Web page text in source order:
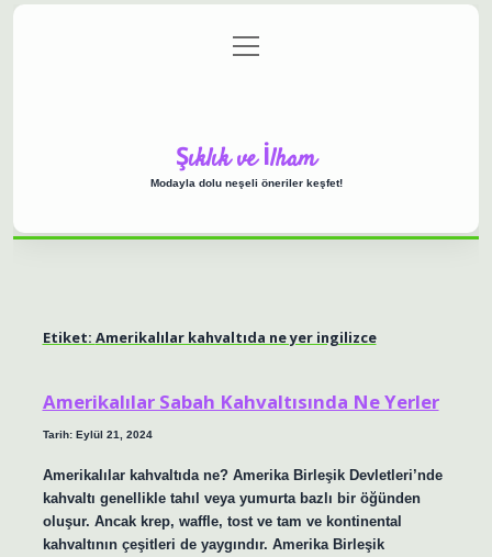
Gizlilik Politikası
menüyü
aç
Şıklık ve İlham
Modayla dolu neşeli öneriler keşfet!
Etiket: Amerikalılar kahvaltıda ne yer ingilizce
Amerikalılar Sabah Kahvaltısında Ne Yerler
Tarih: Eylül 21, 2024
Amerikalılar kahvaltıda ne? Amerika Birleşik Devletleri’nde
kahvaltı genellikle tahıl veya yumurta bazlı bir öğünden
oluşur. Ancak krep, waffle, tost ve tam ve kontinental
kahvaltının çeşitleri de yaygındır. Amerika Birleşik